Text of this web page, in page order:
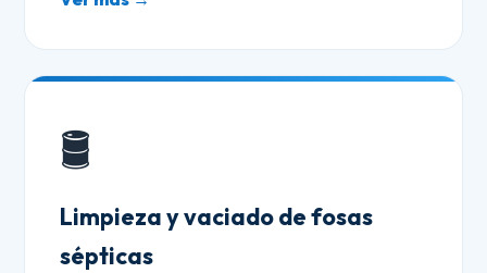
🛢️
Limpieza y vaciado de fosas
sépticas